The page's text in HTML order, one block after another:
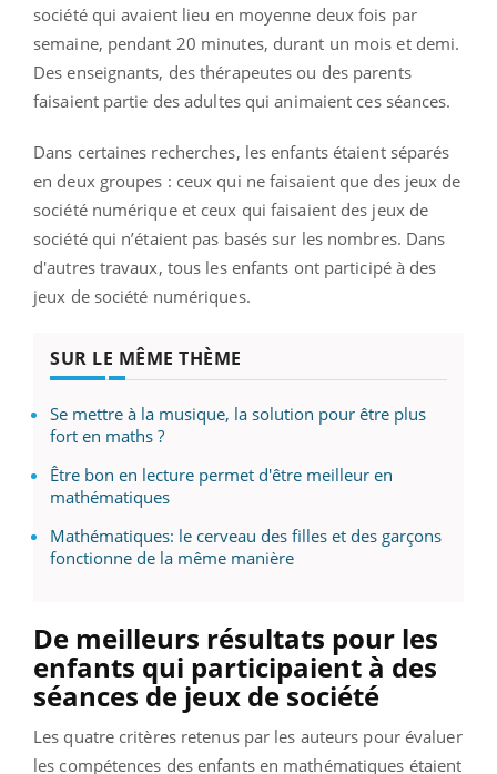
société qui avaient lieu en moyenne deux fois par
semaine, pendant 20 minutes, durant un mois et demi.
Des enseignants, des thérapeutes ou des parents
faisaient partie des adultes qui animaient ces séances.
Dans certaines recherches, les enfants étaient séparés
en deux groupes : ceux qui ne faisaient que des jeux de
société numérique et ceux qui faisaient des jeux de
société qui n’étaient pas basés sur les nombres. Dans
d'autres travaux, tous les enfants ont participé à des
jeux de société numériques.
SUR LE MÊME THÈME
Se mettre à la musique, la solution pour être plus
fort en maths ?
Être bon en lecture permet d'être meilleur en
mathématiques
Mathématiques: le cerveau des filles et des garçons
fonctionne de la même manière
De meilleurs résultats pour les
enfants qui participaient à des
séances de jeux de société
Les quatre critères retenus par les auteurs pour évaluer
les compétences des enfants en mathématiques étaient